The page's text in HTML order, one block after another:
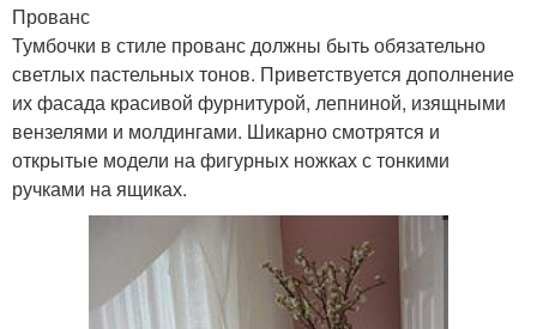
Прованс
Тумбочки в стиле прованс должны быть обязательно
светлых пастельных тонов. Приветствуется дополнение
их фасада красивой фурнитурой, лепниной, изящными
вензелями и молдингами. Шикарно смотрятся и
открытые модели на фигурных ножках с тонкими
ручками на ящиках.